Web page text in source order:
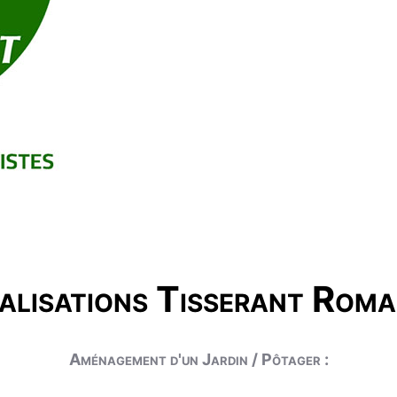
Tisserant
Aménagement d'un Jardin / Pôtager :